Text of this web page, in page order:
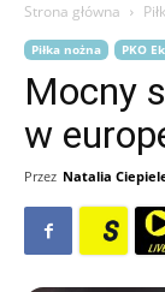
Strona główna
Piłka nożna PKO
Mocny
w
Przez Natalia